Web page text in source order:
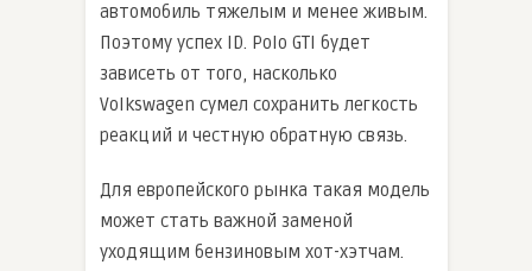
автомобиль тяжелым и менее живым.
Поэтому успех ID. Polo GTI будет
зависеть от того, насколько
Volkswagen сумел сохранить легкость
реакций и честную обратную связь.
Для европейского рынка такая модель
может стать важной заменой
уходящим бензиновым хот-хэтчам.